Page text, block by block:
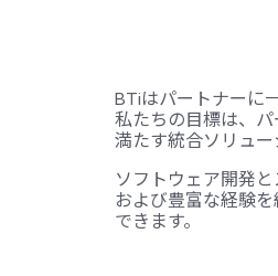
BTiはパートナーに
私たちの目標は、
満たす統合ソリュー
ソフトウェア開発
および豊富な経験
できます。